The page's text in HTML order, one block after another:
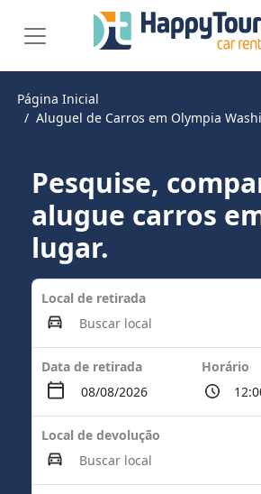
Página Inicial
Aluguel de Carros em Olympia
Pesquise,
alugue carros
lugar.
Local de retirada
Data de retirada Horário
Local de devolução